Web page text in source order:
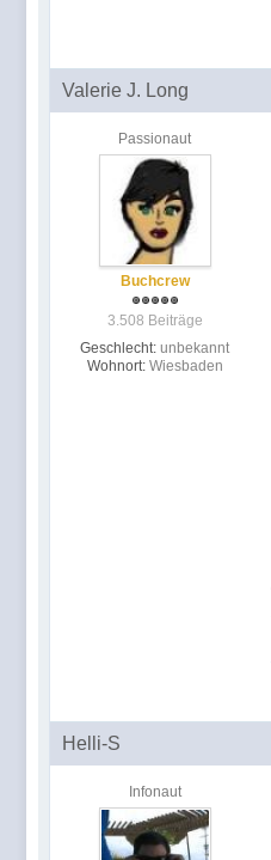
Valerie J. Long
Passionaut
Buchcrew
3.508 Beiträge
Geschlecht: unbekannt
Wohnort: Wiesbaden
Helli-S
Infonaut